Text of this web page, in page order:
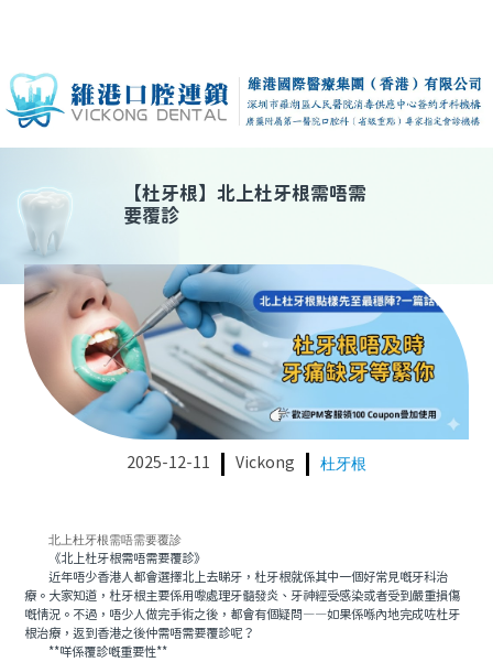
【杜牙根】 北上杜牙根需唔需
要覆診
2025-12-11 Vickong 杜牙根
北上杜牙根需唔需要覆診
《北上杜牙根需唔需要覆診》
近年唔少香港人都會選擇北上去睇牙，杜牙根就係其中一個好常見嘅牙科治
療。大家知道，杜牙根主要係用嚟處理牙髓發炎、牙神經受感染或者受到嚴重損傷
嘅情況。不過，唔少人做完手術之後，都會有個疑問——如果係喺內地完成咗杜牙
根治療，返到香港之後仲需唔需要覆診呢？
**咩係覆診嘅重要性**